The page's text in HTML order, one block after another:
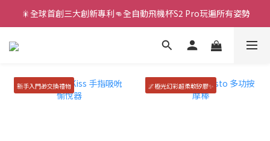
新款智能炮機👍小奶狗🩷小飛象💜
新款智能炮機👍小奶狗🩷小飛象💜
新手入門🎁交換禮物 🌌極光幻彩超柔軟矽膠✨